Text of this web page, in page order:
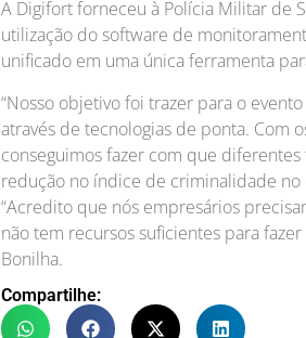
A Digifort forneceu à Polícia Militar de
utilização do software de
unificado em uma única ferramenta
“Nosso objetivo foi trazer para o
através de tecnologias de ponta. Com
conseguimos fazer com que diferentes
redução no índice de criminalidade no
“Acredito que nós empresários
não tem recursos suficientes para
Bonilha.
Compartilhe: